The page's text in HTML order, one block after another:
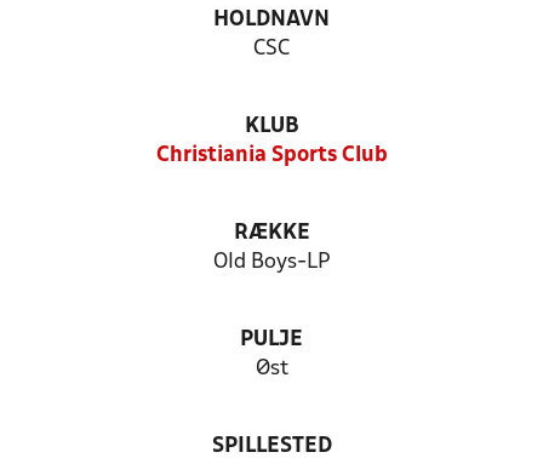
HOLDNAVN
CSC
KLUB
Christiania Sports Club
RÆKKE
Old Boys-LP
PULJE
Øst
SPILLESTED